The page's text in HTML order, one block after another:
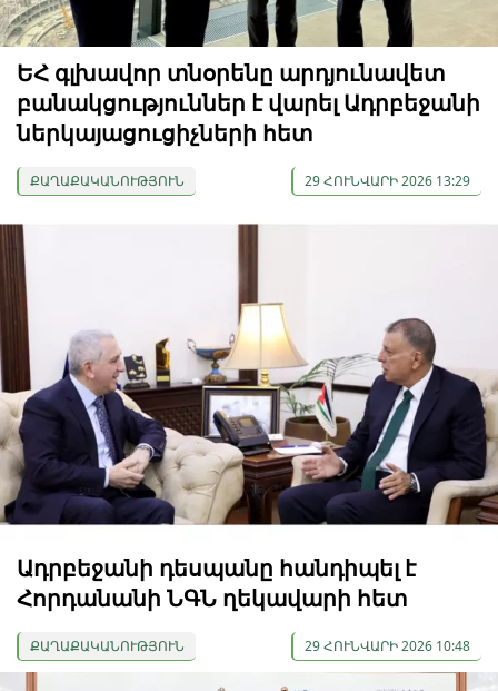
ԵՀ գլխավոր տնօրենը արդյունավետ
բանակցություններ է վարել Ադրբեջանի
ներկայացուցիչների հետ
ՔԱՂԱՔԱԿԱՆՈՒԹՅՈՒՆ 29 ՀՈՒՆՎԱՐԻ 2026 13:29
Ադրբեջանի դեսպանը հանդիպել է
Հորդանանի ՆԳՆ ղեկավարի հետ
ՔԱՂԱՔԱԿԱՆՈՒԹՅՈՒՆ 29 ՀՈՒՆՎԱՐԻ 2026 10:48